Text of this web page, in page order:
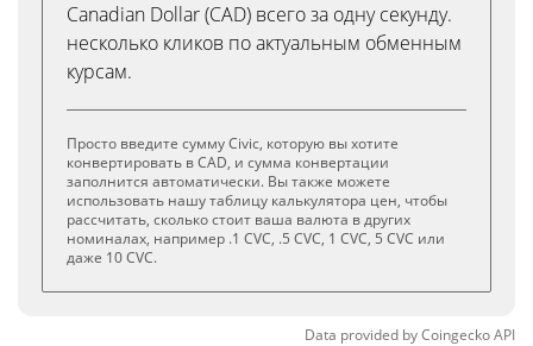
Canadian Dollar (CAD) всего за одну секунду.
несколько кликов по актуальным обменным
курсам.
Просто введите сумму Civic, которую вы хотите
конвертировать в CAD, и сумма конвертации
заполнится автоматически. Вы также можете
использовать нашу таблицу калькулятора цен, чтобы
рассчитать, сколько стоит ваша валюта в других
номиналах, например .1 CVC, .5 CVC, 1 CVC, 5 CVC или
даже 10 CVC.
Data provided byCoingeckoAPI